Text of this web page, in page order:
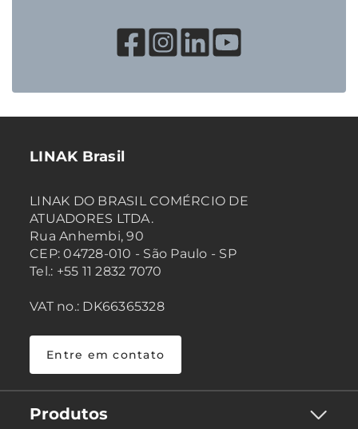
LINAK Brasil
LINAK DO BRASIL COMÉRCIO DE
ATUADORES LTDA.
Rua Anhembi, 90
CEP: 04728-010 - São Paulo - SP
Tel.: +55 11 2832 7070
VAT no.: DK66365328
Entre em contato
Produtos